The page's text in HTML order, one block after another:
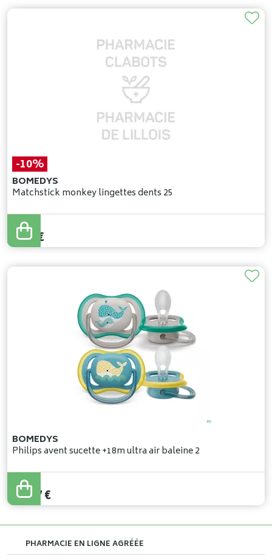
-10%
BOMEDYS
Matchstick monkey lingettes dents 25
6,03€
5,43 €
BOMEDYS
Philips avent sucette +18m ultra air baleine 2
10,87€
PHARMACIE EN LIGNE AGRÉÉE